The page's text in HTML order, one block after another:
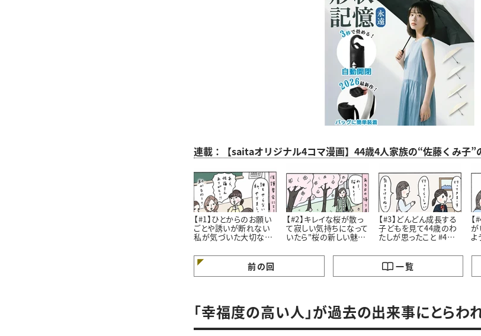
連載：【saitaオリジナル4コマ漫画】44歳4人家族の“佐藤くみ子”
【#1】ひとからのお願い
ごとや誘いが断れない
私が気づいた大切なこ
【#2】キレイな桜が散っ
て寂しい気持ちになって
いたら"桜の新しい魅
#4コマ漫画
【#3】どんどん成長する
子どもを見て44歳のわ
たしが思ったこと #4コ
【
が
よ
前の回 一覧
「幸福度の高い人」が過去の出来事にとらわ